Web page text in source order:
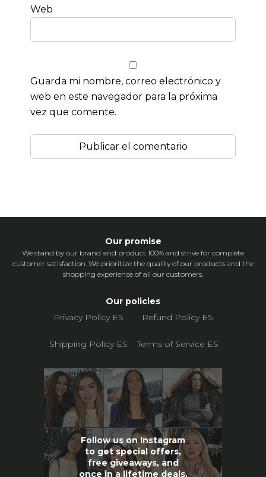
Web
Guarda mi nombre, correo electrónico y
web en este navegador para la próxima
vez que comente.
Our promise
We stand by our brand and product 100% and strive for complete
customer satisfaction. We prioritize the quality of our products and the
shopping experience of all our customers.
Our policies
Privacy Policy ES
Refund Policy ES
Shipping Policy ES Terms of Service ES
Follow us on Instagram
to get special offers,
free giveaways, and
once in a lifetime deals.